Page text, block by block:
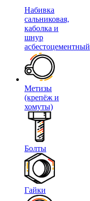
Набивка
сальниковая,
каболка и
шнур
асбестоцементный
Метизы
(крепёж и
хомуты)
Болты
Гайки